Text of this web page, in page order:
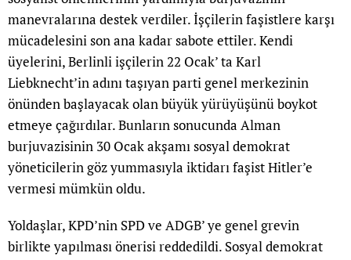
manevralarına destek verdiler. İşçilerin faşistlere karşı
mücadelesini son ana kadar sabote ettiler. Kendi
üyelerini, Berlinli işçilerin 22 Ocak’ ta Karl
Liebknecht’in adını taşıyan parti genel merkezinin
önünden başlayacak olan büyük yürüyüşünü boykot
etmeye çağırdılar. Bunların sonucunda Alman
burjuvazisinin 30 Ocak akşamı sosyal demokrat
yöneticilerin göz yummasıyla iktidarı faşist Hitler’e
vermesi mümkün oldu.
Yoldaşlar, KPD’nin SPD ve ADGB’ ye genel grevin
birlikte yapılması önerisi reddedildi. Sosyal demokrat